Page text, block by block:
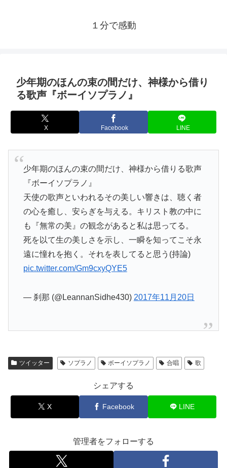
１分で感動
少年期のほんの束の間だけ、神様から借り
る歌声『ボーイソプラノ』
X Facebook LINE
少年期のほんの束の間だけ、神様から借りる歌声
『ボーイソプラノ』
天使の歌声といわれるその美しい響きは、聴く者
の心を癒し、安らぎを与える。キリスト教の中に
も『無常の美』の観念があると私は思ってる。
死を以て生の美しさを示し、一瞬を知ってこそ永
遠に憧れを抱く。それを表してると思う(持論)
pic.twitter.com/Gm9cxyQYE5
— 刹那 (@LeannanSidhe430) 2017年11月20日
ツイッター ソプラノ ボーイソプラノ 合唱 歌
シェアする
X Facebook LINE
管理者をフォローする